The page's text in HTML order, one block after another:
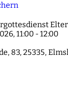
11:00 - 12:00
83, 25335,